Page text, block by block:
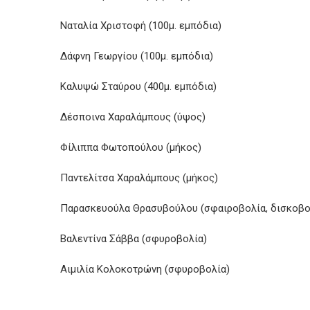
Ναταλία Χριστοφή (100μ. εμπόδια)
Δάφνη Γεωργίου (100μ. εμπόδια)
Καλυψώ Σταύρου (400μ. εμπόδια)
Δέσποινα Χαραλάμπους (ύψος)
Φίλιππα Φωτοπούλου (μήκος)
Παντελίτσα Χαραλάμπους (μήκος)
Παρασκευούλα Θρασυβούλου (σφαιροβολία,
Βαλεντίνα Σάββα (σφυροβολία)
Αιμιλία Κολοκοτρώνη (σφυροβολία)